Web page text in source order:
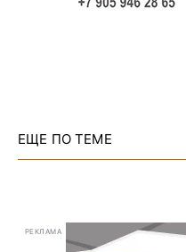
ЕЩЕ ПО ТЕМЕ
РЕКЛАМА